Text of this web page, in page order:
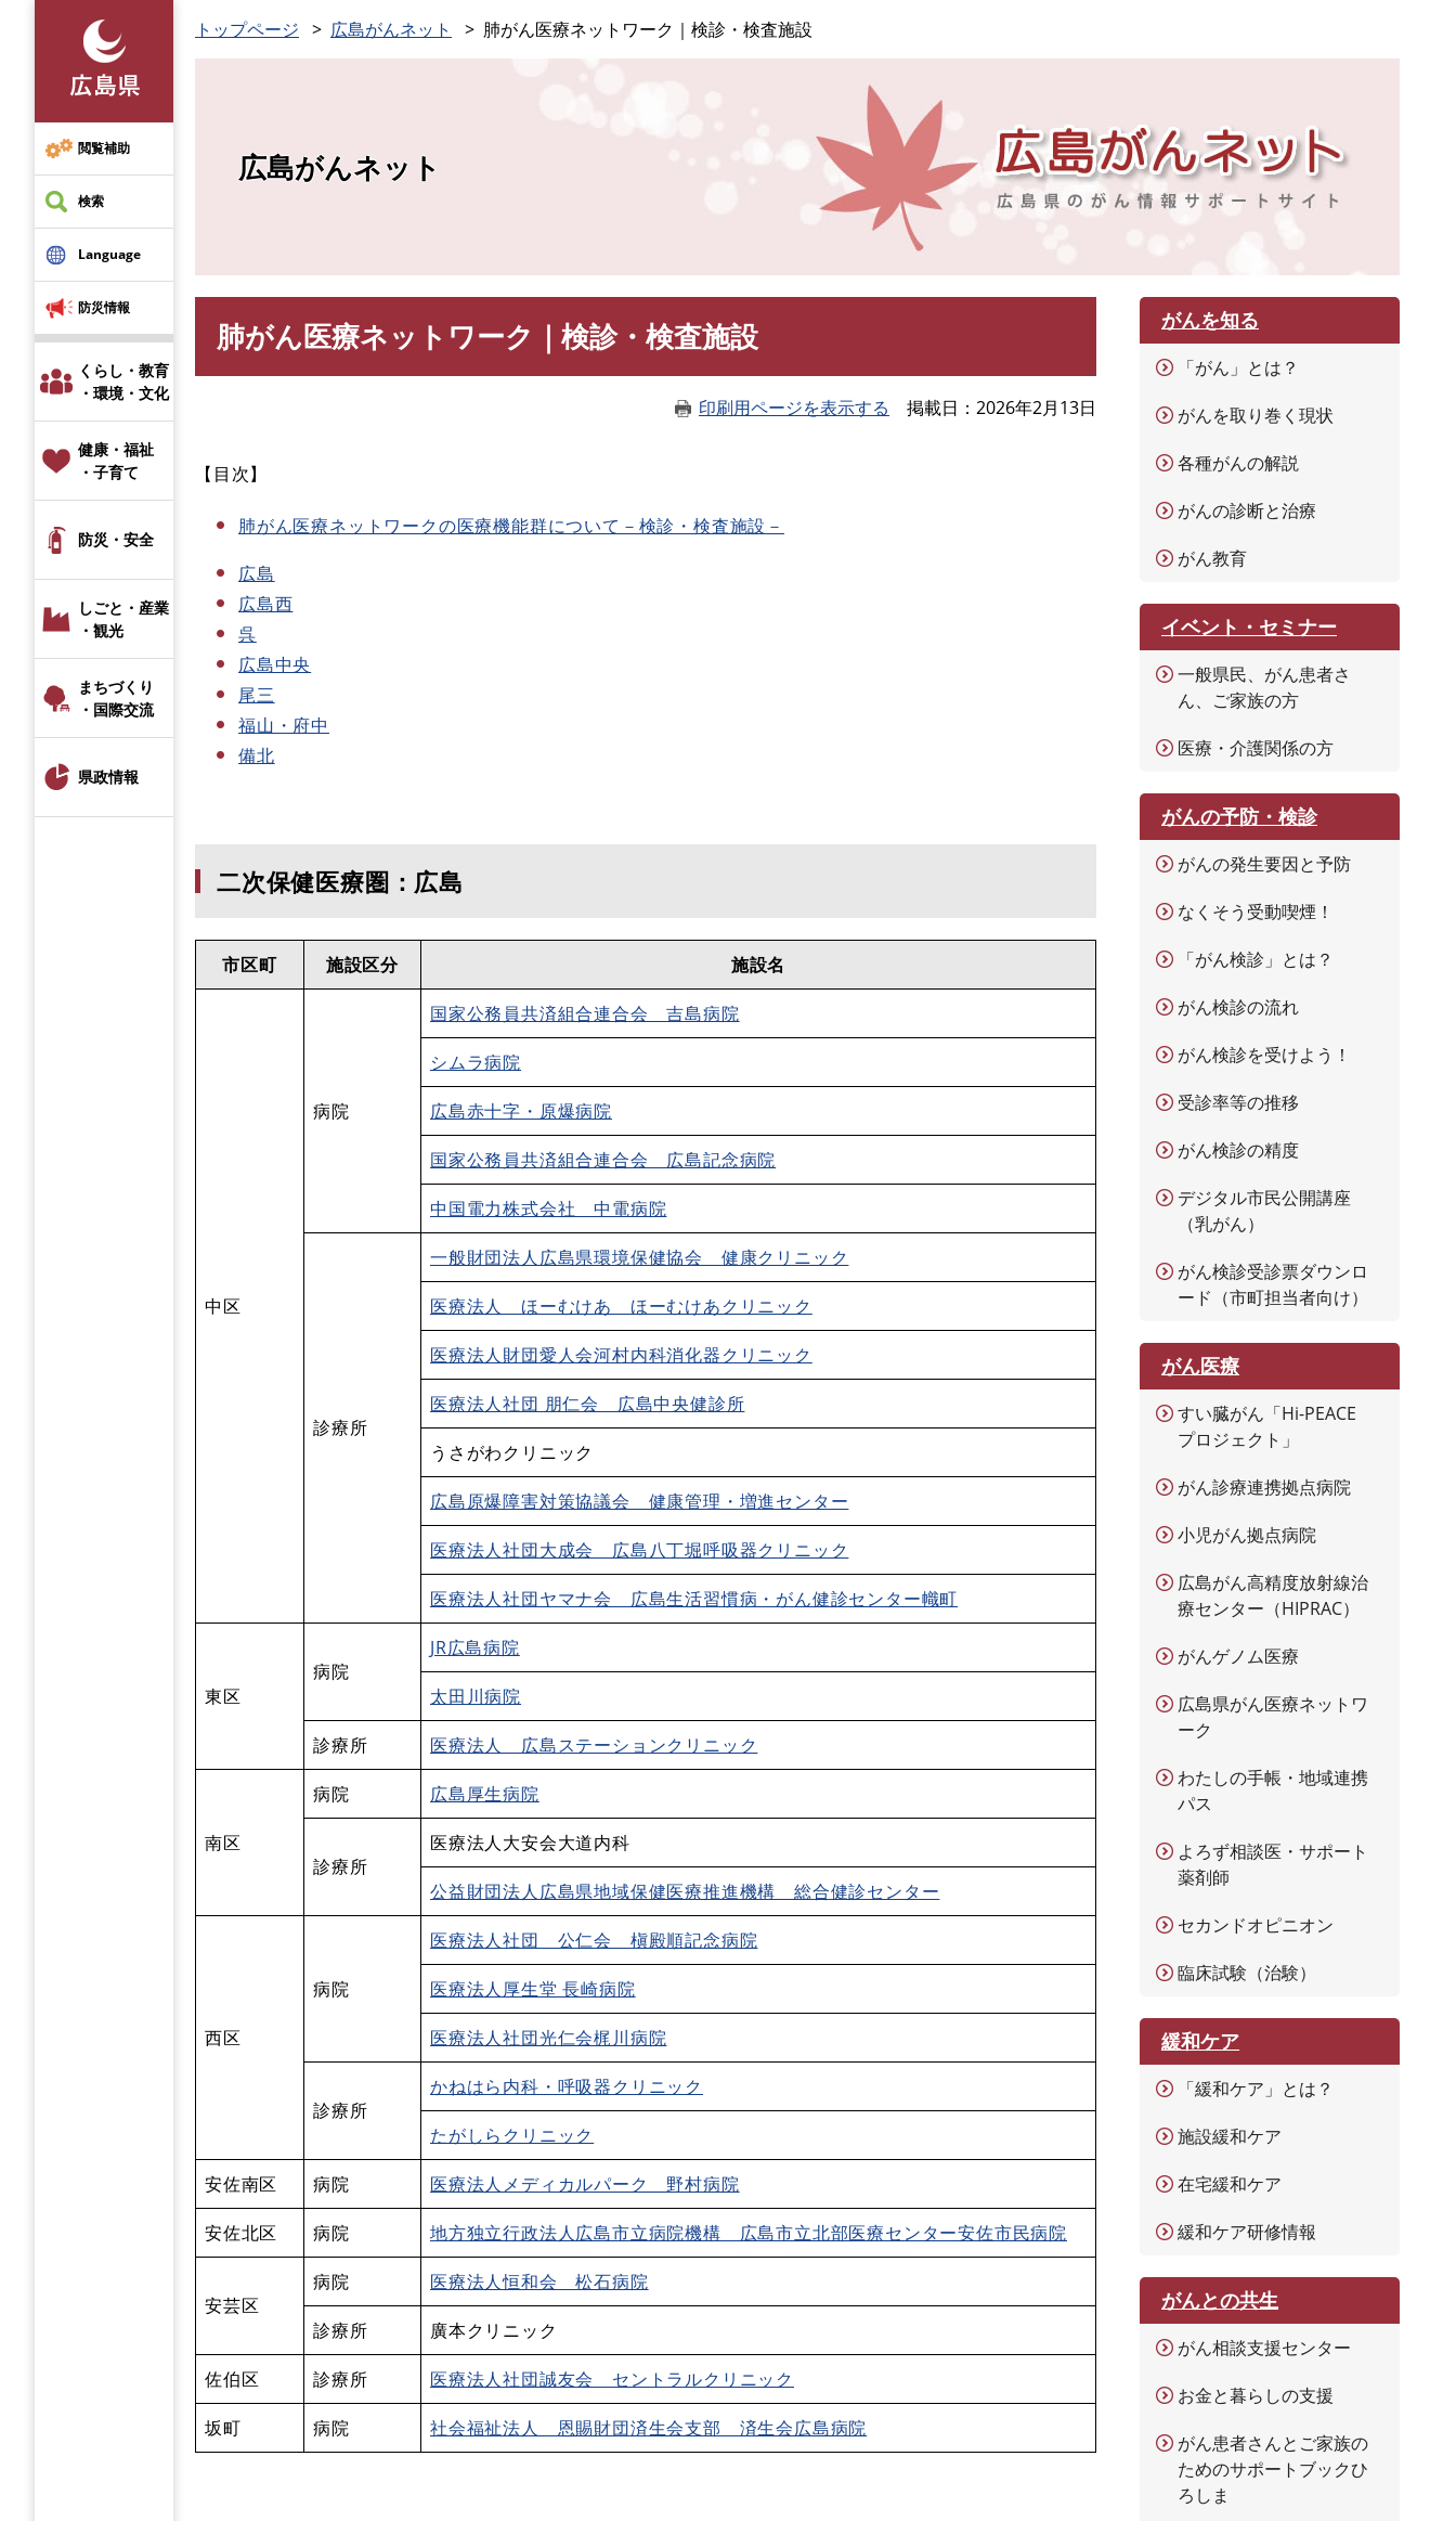
先
頭
で
す
閲覧補助
検索
Language
防災情報
くらし・教育
・環境・文化
健康・福祉
・子育て
防災・安全
しごと・産業
・観光
まちづくり
・国際交流
県政情報
トップページ 広島がんネット 肺がん医療ネットワーク｜検診・検査施設
広島がんネット
肺がん医療ネットワーク｜検診・検査施設
印刷用ページを表示する 掲載日 2026年2月13日
【目次】
肺がん医療ネットワークの医療機能群について－検診・検査施設－
広島
広島西
呉
広島中央
尾三
福山・府中
備北
二次保健医療圏：広島
市区町 施設区分 施設名
中区
病院
国家公務員共済組合連合会 吉島病院
シムラ病院
広島赤十字・原爆病院
国家公務員共済組合連合会 広島記念病院
中国電力株式会社 中電病院
診療所
一般財団法人広島県環境保健協会 健康クリニック
医療法人 ほーむけあ ほーむけあクリニック
医療法人財団愛人会河村内科消化器クリニック
医療法人社団 朋仁会 広島中央健診所
うさがわクリニック
広島原爆障害対策協議会 健康管理・増進センター
医療法人社団大成会 広島八丁堀呼吸器クリニック
医療法人社団ヤマナ会 広島生活習慣病・がん健診センター幟町
東区
病院
JR広島病院
太田川病院
診療所 医療法人 広島ステーションクリニック
南区
病院 広島厚生病院
診療所
医療法人大安会大道内科
公益財団法人広島県地域保健医療推進機構 総合健診センター
西区
病院
医療法人社団 公仁会 槇殿順記念病院
医療法人厚生堂 長崎病院
医療法人社団光仁会梶川病院
診療所
かねはら内科・呼吸器クリニック
たがしらクリニック
安佐南区 病院 医療法人メディカルパーク 野村病院
安佐北区 病院 地方独立行政法人広島市立病院機構 広島市立北部医療センター安佐市民病院
安芸区
病院 医療法人恒和会 松石病院
診療所 廣本クリニック
佐伯区 診療所 医療法人社団誠友会 セントラルクリニック
坂町 病院 社会福祉法人 恩賜財団済生会支部 済生会広島病院
がんを知る
「がん」とは？
がんを取り巻く現状
各種がんの解説
がんの診断と治療
がん教育
イベント・セミナー
一般県民、がん患者さ
ん、ご家族の方
医療・介護関係の方
がんの予防・検診
がんの発生要因と予防
なくそう受動喫煙！
「がん検診」とは？
がん検診の流れ
がん検診を受けよう！
受診率等の推移
がん検診の精度
デジタル市民公開講座
（乳がん）
がん検診受診票ダウンロ
ード（市町担当者向け）
がん医療
すい臓がん「Hi-PEACE
プロジェクト」
がん診療連携拠点病院
小児がん拠点病院
広島がん高精度放射線治
療センター（HIPRAC）
がんゲノム医療
広島県がん医療ネットワ
ーク
わたしの手帳・地域連携
パス
よろず相談医・サポート
薬剤師
セカンドオピニオン
臨床試験（治験）
緩和ケア
「緩和ケア」とは？
施設緩和ケア
在宅緩和ケア
緩和ケア研修情報
がんとの共生
がん相談支援センター
お金と暮らしの支援
がん患者さんとご家族の
ためのサポートブックひ
ろしま